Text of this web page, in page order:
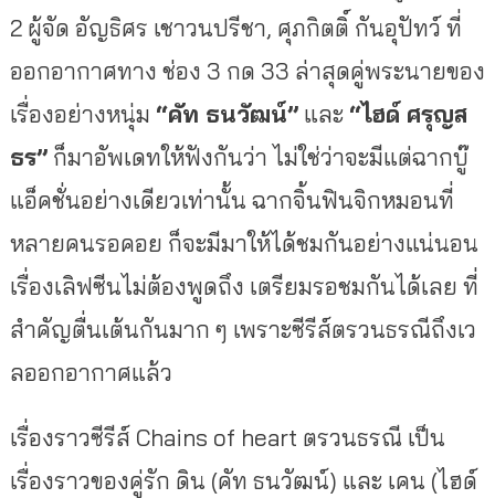
2 ผู้จัด อัญธิศร เชาวนปรีชา, ศุภกิตติ์ กันอุปัทว์ ที่
ออกอากาศทาง ช่อง 3 กด 33 ล่าสุดคู่พระนายของ
เรื่องอย่างหนุ่ม “คัท ธนวัฒน์”และ “ไฮด์ ศรุญส
ธร”ก็มาอัพเดทให้ฟังกันว่า ไม่ใช่ว่าจะมีแต่ฉากบู๊
แอ็คชั่นอย่างเดียวเท่านั้น ฉากจิ้นฟินจิกหมอนที่
หลายคนรอคอย ก็จะมีมาให้ได้ชมกันอย่างแน่นอน
เรื่องเลิฟซีนไม่ต้องพูดถึง เตรียมรอชมกันได้เลย ที่
สำคัญตื่นเต้นกันมาก ๆ เพราะซีรีส์ตรวนธรณีถึงเว
ลออกอากาศแล้ว
เรื่องราวซีรีส์ Chains of heart ตรวนธรณี เป็น
เรื่องราวของคู่รัก ดิน (คัท ธนวัฒน์) และ เคน (ไฮด์